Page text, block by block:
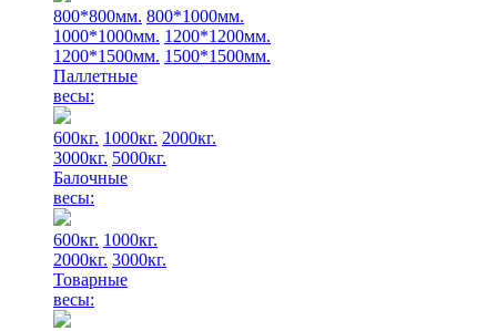
800*800мм. 800*1000мм.
1000*1000мм. 1200*1200мм.
1200*1500мм. 1500*1500мм.
Паллетные
весы:
600кг. 1000кг. 2000кг.
3000кг. 5000кг.
Балочные
весы:
600кг. 1000кг.
2000кг. 3000кг.
Товарные
весы: